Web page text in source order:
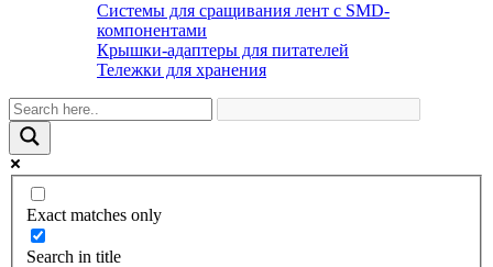
Системы для сращивания лент с SMD-
компонентами
Крышки-адаптеры для питателей
Тележки для хранения
Exact matches only
Search in title